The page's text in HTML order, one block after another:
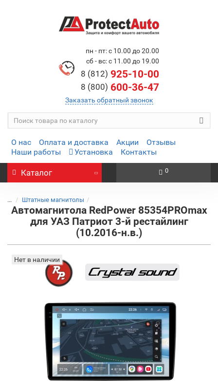
пн - пт: с 10.00 до 20.00
сб - вс: с 11.00 до 19.00
8 (812) 925-10-00
8 (800) 600-36-47
Заказать обратный звонок
О нас Оплата и доставка Акции
Отзывы
Наши работы
Установка Контакты
Каталог 0
... Штатные магнитолы
Автомагнитола RedPower 85354PROmax
для УАЗ Патриот 3-й рестайлинг
(10.2016-н.в.)
Нет в наличии